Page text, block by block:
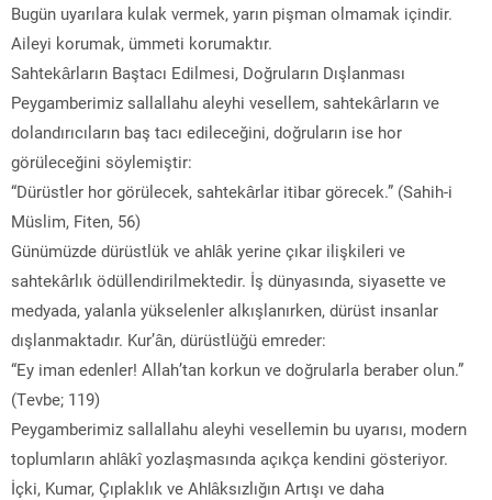
Bugün uyarılara kulak vermek, yarın pişman olmamak içindir.
Aileyi korumak, ümmeti korumaktır.
Sahtekârların Baştacı Edilmesi, Doğruların Dışlanması
Peygamberimiz sallallahu aleyhi vesellem, sahtekârların ve
dolandırıcıların baş tacı edileceğini, doğruların ise hor
görüleceğini söylemiştir:
“Dürüstler hor görülecek, sahtekârlar itibar görecek.” (Sahih-i
Müslim, Fiten, 56)
Günümüzde dürüstlük ve ahlâk yerine çıkar ilişkileri ve
sahtekârlık ödüllendirilmektedir. İş dünyasında, siyasette ve
medyada, yalanla yükselenler alkışlanırken, dürüst insanlar
dışlanmaktadır. Kur’ân, dürüstlüğü emreder:
“Ey iman edenler! Allah’tan korkun ve doğrularla beraber olun.”
(Tevbe; 119)
Peygamberimiz sallallahu aleyhi vesellemin bu uyarısı, modern
toplumların ahlâkî yozlaşmasında açıkça kendini gösteriyor.
İçki, Kumar, Çıplaklık ve Ahlâksızlığın Artışı ve daha